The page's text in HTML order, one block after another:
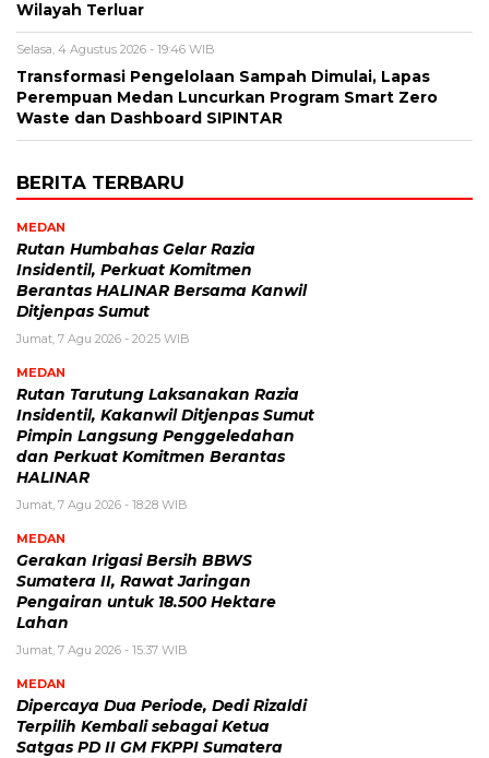
Wilayah Terluar
Selasa, 4 Agustus 2026 - 19:46 WIB
Transformasi Pengelolaan Sampah Dimulai, Lapas
Perempuan Medan Luncurkan Program Smart Zero
Waste dan Dashboard SIPINTAR
BERITA TERBARU
MEDAN
Rutan Humbahas Gelar Razia
Insidentil, Perkuat Komitmen
Berantas HALINAR Bersama Kanwil
Ditjenpas Sumut
Jumat, 7 Agu 2026 - 20:25 WIB
MEDAN
Rutan Tarutung Laksanakan Razia
Insidentil, Kakanwil Ditjenpas Sumut
Pimpin Langsung Penggeledahan
dan Perkuat Komitmen Berantas
HALINAR
Jumat, 7 Agu 2026 - 18:28 WIB
MEDAN
Gerakan Irigasi Bersih BBWS
Sumatera II, Rawat Jaringan
Pengairan untuk 18.500 Hektare
Lahan
Jumat, 7 Agu 2026 - 15:37 WIB
MEDAN
Dipercaya Dua Periode, Dedi Rizaldi
Terpilih Kembali sebagai Ketua
Satgas PD II GM FKPPI Sumatera